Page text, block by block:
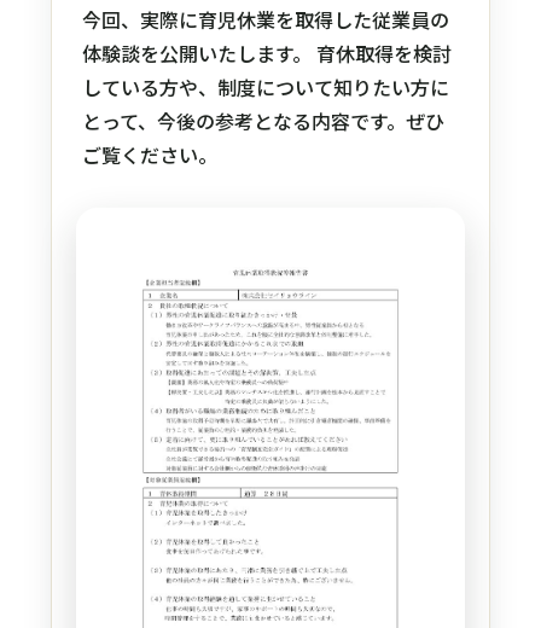
今回、実際に育児休業を取得した従業員の
体験談を公開いたします。 育休取得を検討
している方や、制度について知りたい方に
とって、今後の参考となる内容です。ぜひ
ご覧ください。